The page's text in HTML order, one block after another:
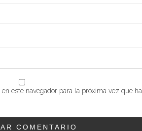
este navegador para la próxima vez que